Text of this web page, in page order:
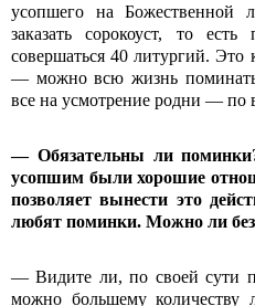
усопшего на Божественной
заказать сорокоуст, то
совершаться 40 литургий.
— можно всю жизнь поминать
все на усмотрение родни — по
— Обязательны ли
усопшим были хорошие
позволяет вынести это
любят поминки. Можно ли без
— Видите ли, по своей сути
можно большему количеству